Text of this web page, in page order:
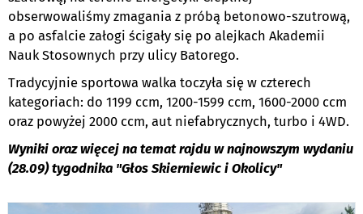
obserwowaliśmy zmagania z próbą betonowo-szutrową,
a po asfalcie załogi ścigały się po alejkach Akademii
Nauk Stosownych przy ulicy Batorego.
Tradycyjnie sportowa walka toczyła się w czterech
kategoriach: do 1199 ccm, 1200-1599 ccm, 1600-2000 ccm
oraz powyżej 2000 ccm, aut niefabrycznych, turbo i 4WD.
Wyniki oraz więcej na temat rajdu w najnowszym wydaniu
(28.09) tygodnika "Głos Skierniewic i Okolicy"